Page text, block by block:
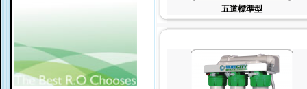
五道標準型